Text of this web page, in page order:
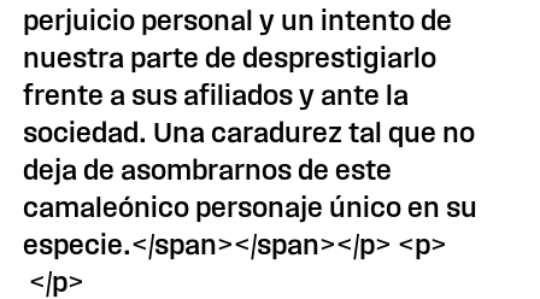
perjuicio personal y un intento de
nuestra parte de desprestigiarlo
frente a sus afiliados y ante la
sociedad. Una caradurez tal que no
deja de asombrarnos de este
camaleónico personaje único en su
especie.</span></span></p> <p>
</p>